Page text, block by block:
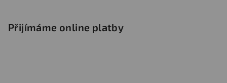
Přijímáme online platby